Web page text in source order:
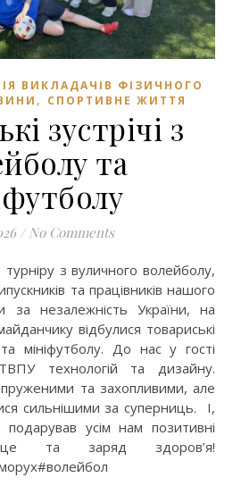
ВИКЛАДАЧІВ ФІЗИЧНОГО
, СПОРТИВНЕ ЖИТТЯ
зустрічі з
та
/ No Comments
та працівників нашого
за незалежність України, на
відбулися товариські
мініфутболу. До нас у гості
технологій та дизайну.
та захопливими, але
сильнішими за суперниць. І,
усім нам позитивні
та заряд здоров’я!